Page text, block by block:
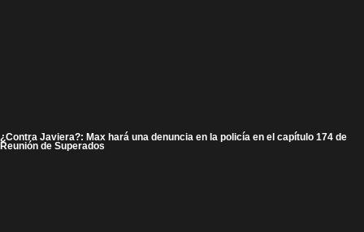
¿Contra Javiera?: Max hará una denuncia en la policía en el capítulo 174 de
Reunión de Superados